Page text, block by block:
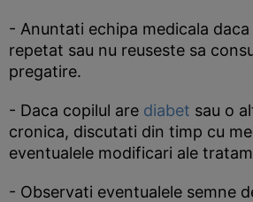
- Anuntati echipa medicala
repetat sau nu reuseste sa
pregatire.
- Daca copilul are diabet sau o
cronica, discutati din timp cu
eventualele modificari ale
- Observati eventualele semne